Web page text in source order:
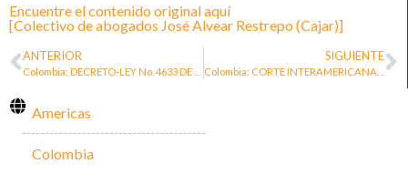
Encuentre el contenido original aquí
[Colectivo de abogados José Alvear Restrepo (Cajar)]
ANTERIOR SIGUIENTE
Americas
Colombia